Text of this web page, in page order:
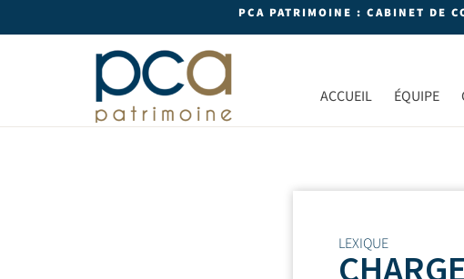
PCA PATRIMOINE : CABINET DE
ACCUEIL ÉQUIPE
LEXIQUE